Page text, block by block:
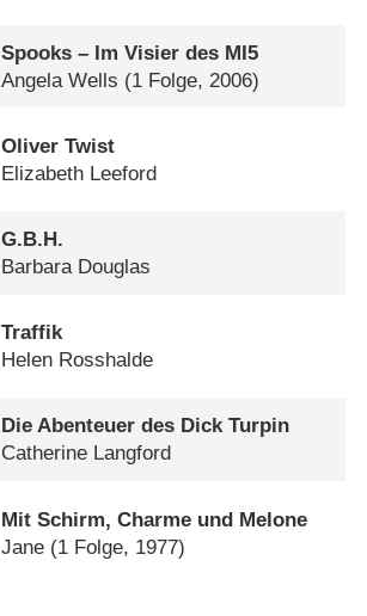
Spooks – Im Visier des MI5
Angela Wells (1 Folge, 2006)
Oliver Twist
Elizabeth Leeford
G.B.H.
Barbara Douglas
Traffik
Helen Rosshalde
Die Abenteuer des Dick Turpin
Catherine Langford
Mit Schirm, Charme und Melone
Jane (1 Folge, 1977)